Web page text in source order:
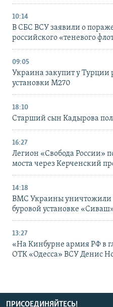
10:14
В СБС ВСУ заявили о
российского «теневого
09:05
Украина закупит у Турции
установки M270
18:10
Старший сын Кадырова
16:27
Легион «Свобода России»
моста через Керченский
14:18
ВМС Украины уничтожили
буровой установке
13:27
«На Кинбурне армия РФ в
ОТК «Одесса» ВСУ Денис
ПРИСОЕДИНЯЙТЕСЬ!